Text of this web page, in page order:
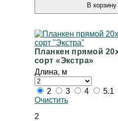
В корзину
Планкен прямой
сорт «Экстра»
Длина, м
2 3 4 5.1
Очистить
2